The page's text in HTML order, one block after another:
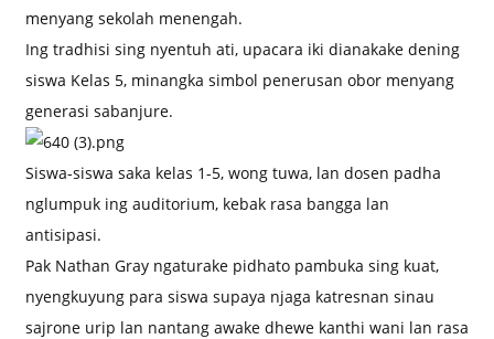
menyang sekolah menengah.
Ing tradhisi sing nyentuh ati, upacara iki dianakake dening
siswa Kelas 5, minangka simbol penerusan obor menyang
generasi sabanjure.
Siswa-siswa saka kelas 1-5, wong tuwa, lan dosen padha
nglumpuk ing auditorium, kebak rasa bangga lan
antisipasi.
Pak Nathan Gray ngaturake pidhato pambuka sing kuat,
nyengkuyung para siswa supaya njaga katresnan sinau
sajrone urip lan nantang awake dhewe kanthi wani lan rasa